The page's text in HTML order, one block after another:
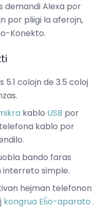
demandi Alexa por
por pliigi la aferojn,
Konekto.
colojn de 3.5 coloj
kablo USB por
kablo por
bando faras
interreto simple.
hejman telefonon
kongrua Eĥo-aparato .